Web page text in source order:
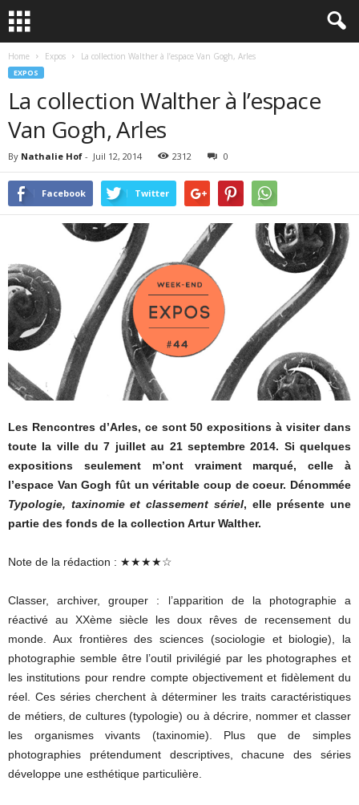
Home Expos La collection Walther à l’espace Van Gogh, Arles
EXPOS
La collection Walther à l’espace
Van Gogh, Arles
By Nathalie Hof - Juil 12, 2014 2312 0
Facebook Twitter
Les Rencontres d’Arles, ce sont 50 expositions à visiter dans
toute la ville du 7 juillet au 21 septembre 2014. Si quelques
expositions seulement m’ont vraiment marqué, celle à
l’espace Van Gogh fût un véritable coup de coeur. Dénommée
Typologie, taxinomie et classement sériel, elle présente une
partie des fonds de la collection Artur Walther.
Note de la rédaction : ★★★★☆
Classer, archiver, grouper : l’apparition de la photographie a
réactivé au XXème siècle les doux rêves de recensement du
monde. Aux frontières des sciences (sociologie et biologie), la
photographie semble être l’outil privilégié par les photographes et
les institutions pour rendre compte objectivement et fidèlement du
réel. Ces séries cherchent à déterminer les traits caractéristiques
de métiers, de cultures (typologie) ou à décrire, nommer et classer
les organismes vivants (taxinomie). Plus que de simples
photographies prétendument descriptives, chacune des séries
développe une esthétique particulière.